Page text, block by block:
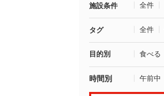
施設条件 全件
タグ 全件
目的別 食べる
時間別 午前中